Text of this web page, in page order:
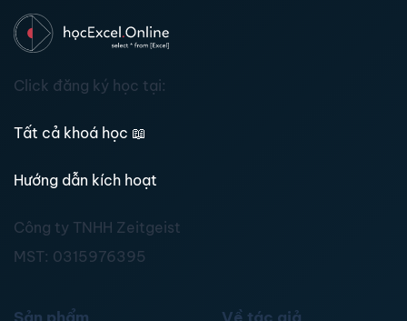
Click đăng ký học tại:
Tất cả khoá học 📖
Hướng dẫn kích hoạt
Công ty TNHH Zeitgeist
MST: 0315976395